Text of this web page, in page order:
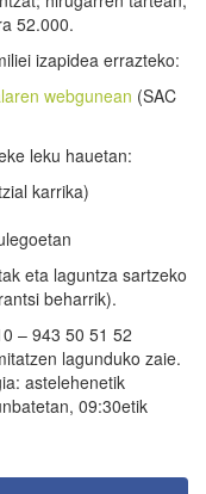
52.000.
izapidea errazteko:
webgunean (SAC
leku hauetan:
karrika)
eta laguntza sartzeko
beharrik).
– 943 50 51 52
lagunduko zaie.
astelehenetik
09:30etik